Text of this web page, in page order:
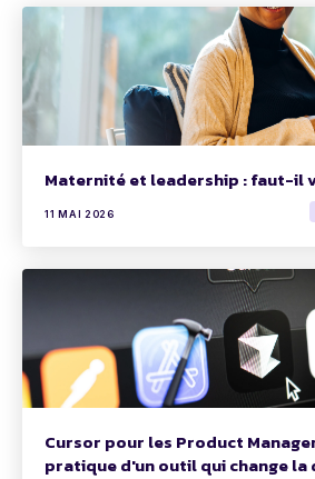
Maternité et leadership : faut-il
11 MAI 2026
Cursor pour les Product
pratique d'un outil qui change la